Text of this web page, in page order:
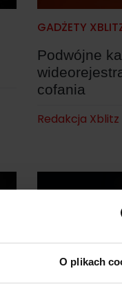
O plikach
GADŻETY
Podwójne
cofania
Redakcja Xblitz